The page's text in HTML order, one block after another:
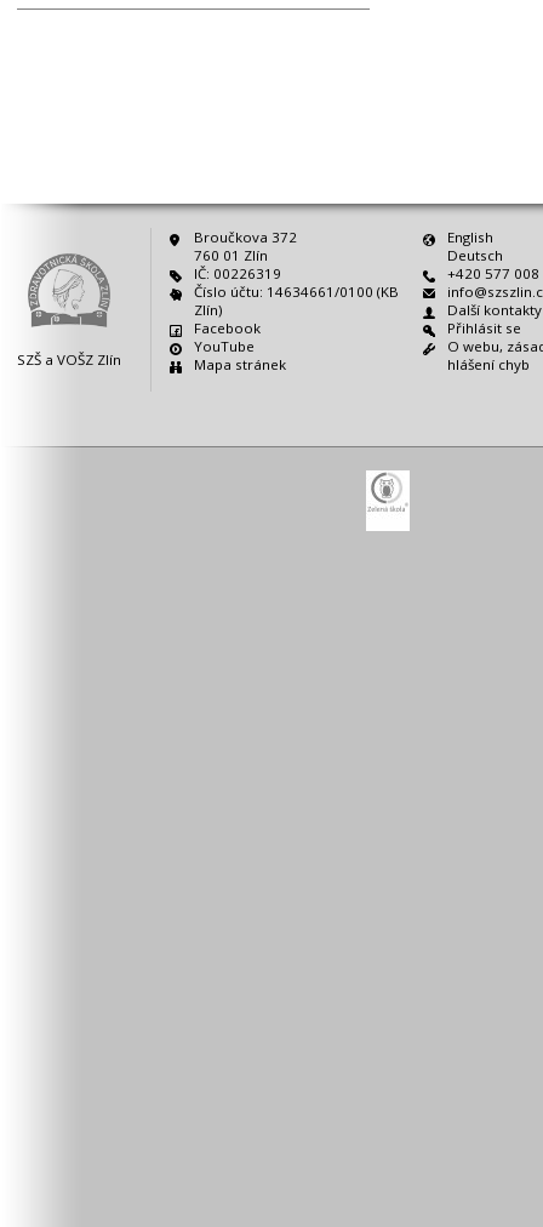
SZŠ a VOŠZ Zlín
Broučkova 372
760 01 Zlín
English
Deutsch
IČ: 00226319
Číslo účtu: 14634661/0100 (KB
Zlín)
+420 577 008
Další
Facebook
YouTube
Mapa stránek
Přihlásit se
O webu,
hlášení chyb